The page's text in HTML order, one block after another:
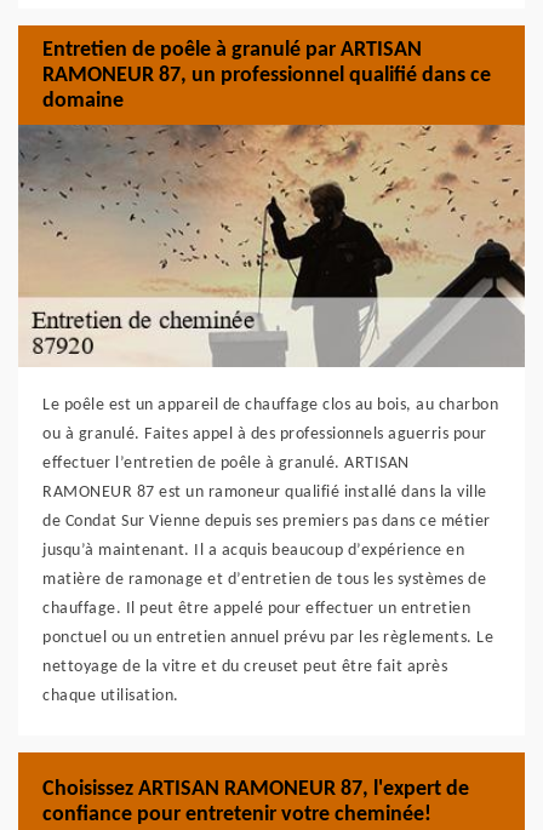
Entretien de poêle à granulé par ARTISAN
RAMONEUR 87, un professionnel qualifié dans ce
domaine
Le poêle est un appareil de chauffage clos au bois, au charbon
ou à granulé. Faites appel à des professionnels aguerris pour
effectuer l’entretien de poêle à granulé. ARTISAN
RAMONEUR 87 est un ramoneur qualifié installé dans la ville
de Condat Sur Vienne depuis ses premiers pas dans ce métier
jusqu’à maintenant. Il a acquis beaucoup d’expérience en
matière de ramonage et d’entretien de tous les systèmes de
chauffage. Il peut être appelé pour effectuer un entretien
ponctuel ou un entretien annuel prévu par les règlements. Le
nettoyage de la vitre et du creuset peut être fait après
chaque utilisation.
Choisissez ARTISAN RAMONEUR 87, l'expert de
confiance pour entretenir votre cheminée!